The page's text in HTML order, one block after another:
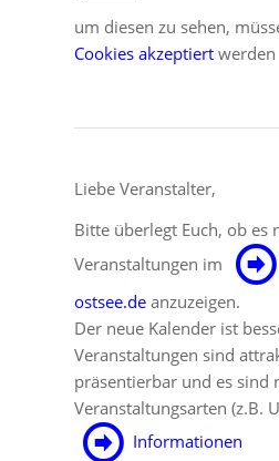
um diesen zu sehen,
Cookies akzeptiert werden
Liebe Veranstalter,
Bitte überlegt Euch, ob es
Veranstaltungen im
ostsee.de anzuzeigen.
Der neue Kalender ist
Veranstaltungen sind
präsentierbar und es sind
Veranstaltungsarten (z.B.
Informationen